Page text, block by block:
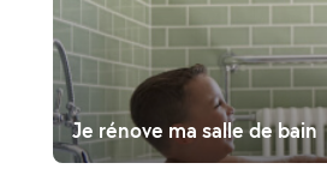
Je rénove ma salle de bain